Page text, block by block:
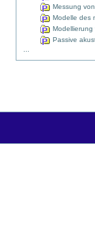
Messung
Modelle des
Modellierung
Passive